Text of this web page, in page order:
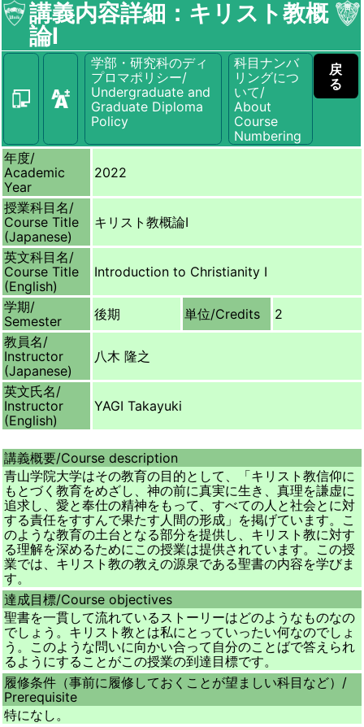
講義内容詳細：キリスト教概
論Ⅰ
学部・研究科のディ
プロマポリシー/
Undergraduate and
Graduate Diploma
Policy
科目ナンバ
リングにつ
いて/
About
Course
Numbering
戻
る
年度/
Academic
Year
2022
授業科目名/
Course Title
(Japanese)
キリスト教概論Ⅰ
英文科目名/
Course Title
(English)
Introduction to Christianity Ⅰ
学期/
Semester
後期 単位/Credits
2
教員名/
Instructor
(Japanese)
八木 隆之
英文氏名/
Instructor
(English)
YAGI Takayuki
講義概要/Course description
青山学院大学はその教育の目的として、「キリスト教信仰に
もとづく教育をめざし、神の前に真実に生き、真理を謙虚に
追求し、愛と奉仕の精神をもって、すべての人と社会とに対
する責任をすすんで果たす人間の形成」を掲げています。こ
のような教育の土台となる部分を提供し、キリスト教に対す
る理解を深めるためにこの授業は提供されています。この授
業では、キリスト教の教えの源泉である聖書の内容を学びま
す。
達成目標/Course objectives
聖書を一貫して流れているストーリーはどのようなものなの
でしょう。キリスト教とは私にとっていったい何なのでしょ
う。このような問いに向かい合って自分のことばで答えられ
るようにすることがこの授業の到達目標です。
履修条件（事前に履修しておくことが望ましい科目など）/
Prerequisite
特になし。